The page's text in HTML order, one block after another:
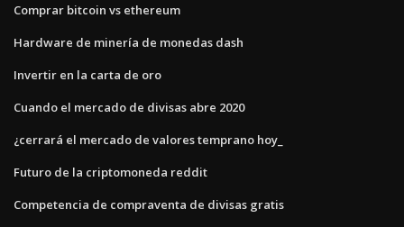
Comprar bitcoin vs ethereum
Hardware de minería de monedas dash
Invertir en la carta de oro
Cuando el mercado de divisas abre 2020
¿cerrará el mercado de valores temprano hoy_
Futuro de la criptomoneda reddit
Competencia de compraventa de divisas gratis